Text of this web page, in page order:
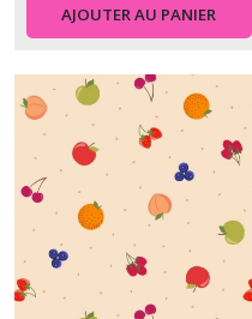
AJOUTER AU PANIER